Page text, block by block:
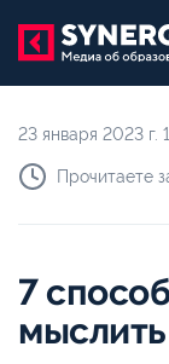
23 января 2023 г.
Прочитаете
7